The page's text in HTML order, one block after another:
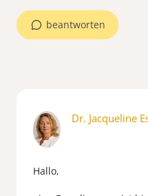
beantworten
Dr. Jacqueline
Hallo,